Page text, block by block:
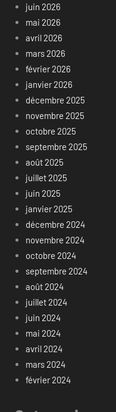
juin 2026
mai 2026
avril 2026
mars 2026
février 2026
janvier 2026
décembre 2025
novembre 2025
octobre 2025
septembre 2025
août 2025
juillet 2025
juin 2025
janvier 2025
décembre 2024
novembre 2024
octobre 2024
septembre 2024
août 2024
juillet 2024
juin 2024
mai 2024
avril 2024
mars 2024
février 2024